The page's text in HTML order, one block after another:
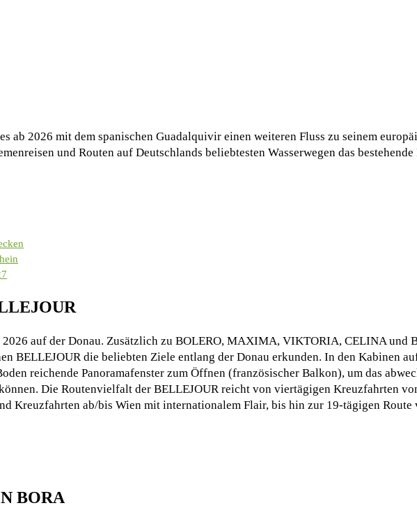
ab 2026 mit dem spanischen Guadalquivir einen weiteren Fluss zu seinem
und Routen auf Deutschlands beliebtesten Wasserwegen das bestehende
auf der Donau. Zusätzlich zu BOLERO, MAXIMA, VIKTORIA, CELINA und
BELLEJOUR die beliebten Ziele entlang der Donau erkunden. In den Kabinen
reichende Panoramafenster zum Öffnen (französischer Balkon), um das
Die Routenvielfalt der BELLEJOUR reicht von viertägigen Kreuzfahrten
Kreuzfahrten ab/bis Wien mit internationalem Flair, bis hin zur 19-tägigen Route
BORA